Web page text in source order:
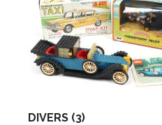
DIVERS (3)